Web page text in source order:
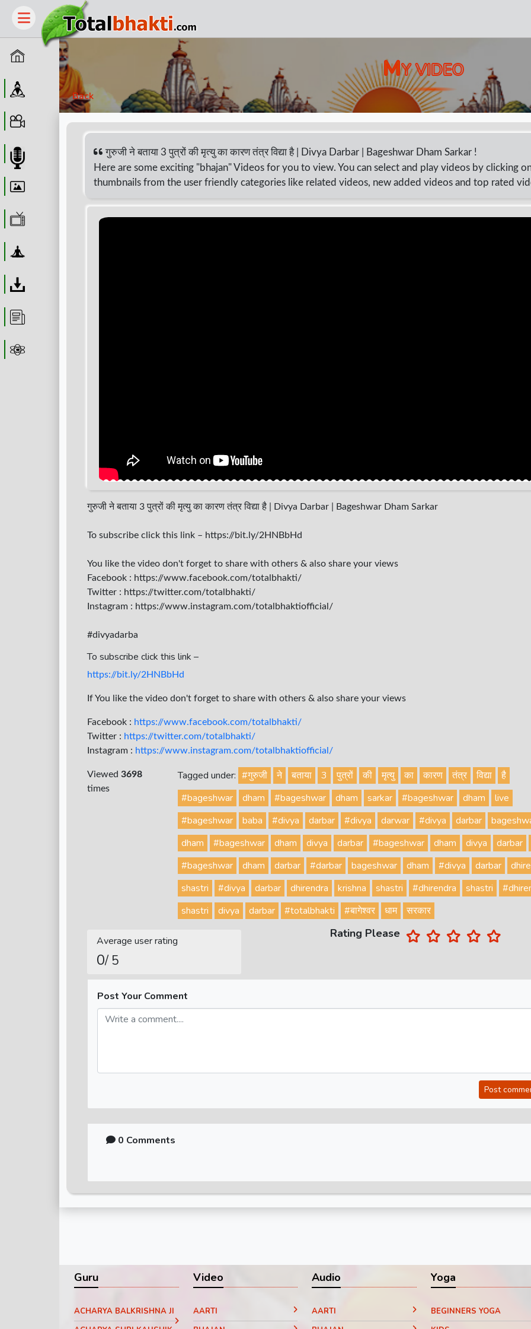
Home
Guru
MY VIDEO
Back
गुरुजी ने बताया 3 पुत्रों की मृत्यु का कारण तंत्र विद्या है | Divya Darbar | Bageshwar Dham Sarkar !
Here are some exciting "bhajan" Videos for you to view. You can select and play videos by clicking
thumbnails from the user friendly categories like related videos, new added videos and top rated
गुरुजी ने बताया 3 पुत्रों की मृत्यु का कारण तंत्र विद्या है | Divya Darbar | Bageshwar Dham Sarkar
To subscribe click this link – https://bit.ly/2HNBbHd
You like the video don't forget to share with others & also share your views
Facebook : https://www.facebook.com/totalbhakti/
Twitter : https://twitter.com/totalbhakti/
Instagram : https://www.instagram.com/totalbhaktiofficial/
#divyadarba
To subscribe click this link –
https://bit.ly/2HNBbHd
If You like the video don't forget to share with others & also share your views
Facebook : https://www.facebook.com/totalbhakti/
Twitter : https://twitter.com/totalbhakti/
Instagram : https://www.instagram.com/totalbhaktiofficial/
Viewed 3698
times
Tagged under: #गुरुजी ने बताया 3 पुत्रों की मृत्यु का कारण तंत्र विद्या
है
#bageshwar
dham #bageshwar dham sarkar #bageshwar dham
live
#bageshwar
baba #divya darbar #divya darwar #divya darbar
dham
#bageshwar dham divya darbar #bageshwar dham divya darbar
#bageshwar
dham darbar #darbar bageshwar dham #divya darbar
shastri
#divya darbar dhirendra krishna shastri #dhirendra shastri
shastri
divya darbar #totalbhakti #बागेश्वर धाम सरकार
Average user rating
0/ 5
Rating Please
Post Your Comment
Post
0 Comments
Guru
ACHARYA BALKRISHNA JI
Video
AARTI
Audio
AARTI
Yoga
BEGINNERS YOGA